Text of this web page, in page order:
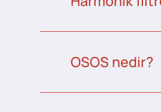
OSOS nedir?